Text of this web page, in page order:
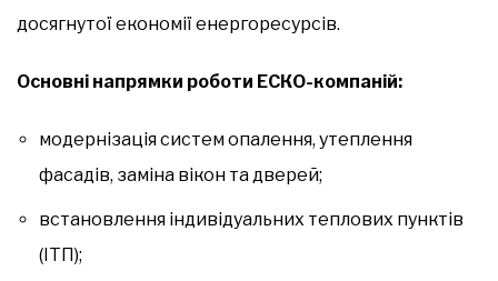
досягнутої економії енергоресурсів.
Основні напрямки роботи ЕСКО-компаній:
модернізація систем опалення, утеплення
фасадів, заміна вікон та дверей;
встановлення індивідуальних теплових пунктів
(ІТП);